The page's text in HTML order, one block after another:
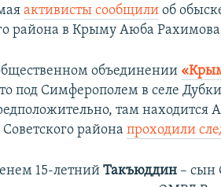
активисты сообщили об
района в Крыму Аюба
объединении
под Симферополем в селе
там находится
районапроходили
15-летнийТакъюддин – сын